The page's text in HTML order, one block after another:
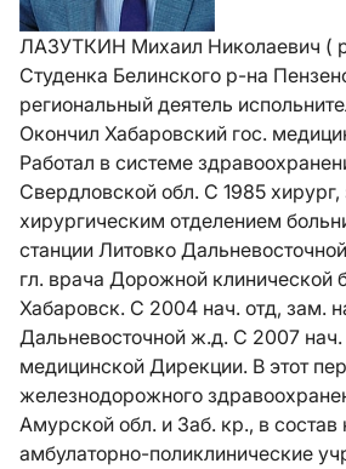
ЛАЗУТКИН Михаил Николаевич (
Студенка Белинского р-на
региональный деятель
Окончил Хабаровский гос.
Работал в системе
Свердловской обл. С 1985 хирург,
хирургическим отделением
станции Литовко
гл. врача Дорожной клинической
Хабаровск. С 2004 нач. отд, зам.
Дальневосточной ж.д. С 2007
медицинской Дирекции. В этот
железнодорожного
Амурской обл. и Заб. кр., в состав
амбулаторно-поликлинические